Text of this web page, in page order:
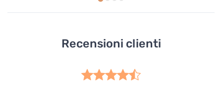
Recensioni clienti